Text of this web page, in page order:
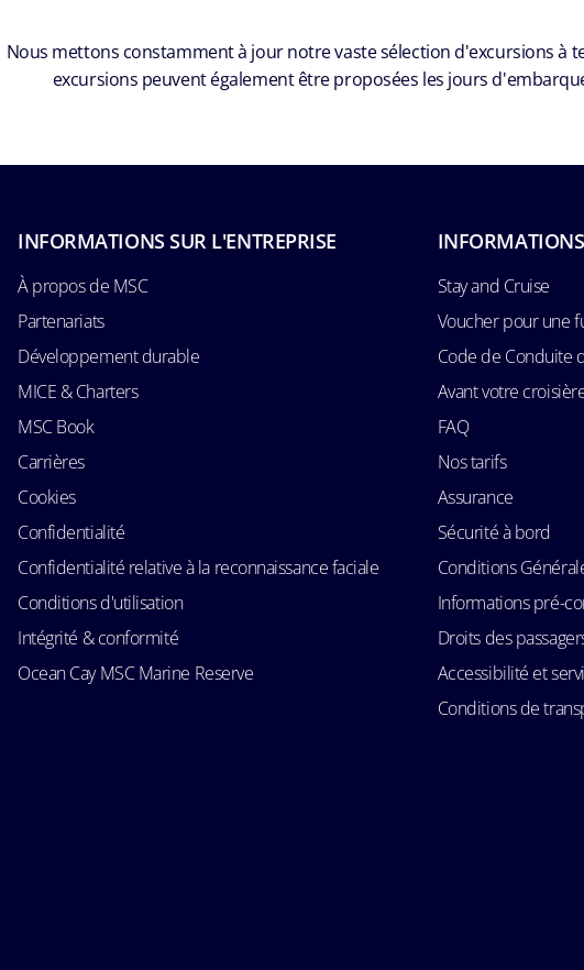
Nous mettons constamment à jour notre vaste sélection d'excursions à
excursions peuvent également être proposées les jours
INFORMATIONS SUR L'ENTREPRISE
À propos de MSC
Partenariats
Développement durable
MICE & Charters
MSC Book
Carrières
Cookies
Confidentialité
Confidentialité relative à la reconnaissance faciale
Conditions d'utilisation
Intégrité & conformité
Ocean Cay MSC Marine Reserve
Stay and Cruise
Voucher pour une
Code de Conduite
Avant votre
FAQ
Nos tarifs
Assurance
Sécurité à bord
Conditions
Informations pré-
Droits des
Accessibilité et
Conditions de